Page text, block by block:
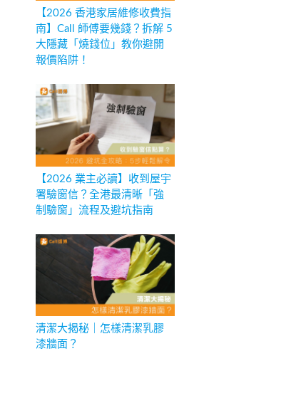
【2026 香港家居維修收費指
南】Call 師傅要幾錢？拆解 5
大隱藏「燒錢位」教你避開
報價陷阱！
【2026 業主必讀】收到屋宇
署驗窗信？全港最清晰「強
制驗窗」流程及避坑指南
清潔大揭秘｜怎樣清潔乳膠
漆牆面？